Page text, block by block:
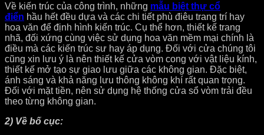
Về kiến trúc của công trình, những mẫu biệt thự cổ
điển hầu hết đều dựa và các chi tiết phù điêu trang trí hay
hoa văn để định hình kiến trúc. Cụ thể hơn, thiết kế trang
nhã, đối xứng cùng việc sử dụng hoa văn mềm mại chính là
điều mà các kiến trúc sư hay áp dụng. Đối với cửa chúng tôi
cũng xin lưu ý là nên thiết kế cửa vòm cong với vật liệu kính,
thiết kế mở tạo sự giao lưu giữa các không gian. Đặc biệt,
ánh sáng và khả năng lưu thông không khí rất quan trọng.
Đối với mặt tiền, nên sử dụng hệ thống cửa sổ vòm trải đều
theo từng không gian.
2) Về bố cục: